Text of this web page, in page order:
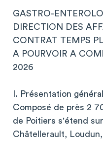
GASTRO-
DIRECTION DES
CONTRAT TEMPS
A POURVOIR A
2026
I. Présentation
Composé de près 2
de Poitiers s'étend
Châtellerault,